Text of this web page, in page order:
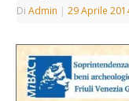
DiAdmin | 29 Aprile